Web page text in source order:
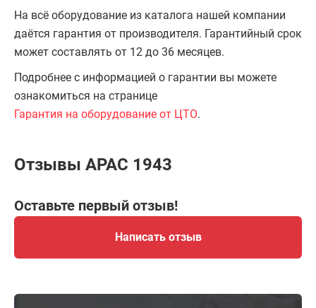
На всё оборудование из каталога нашей компании
даётся гарантия от производителя. Гарантийный срок
может составлять от 12 до 36 месяцев.
Подробнее с информацией о гарантии вы можете
ознакомиться на странице
Гарантия на оборудование от ЦТО.
Отзывы APAC 1943
Оставьте первый отзыв!
Написать отзыв